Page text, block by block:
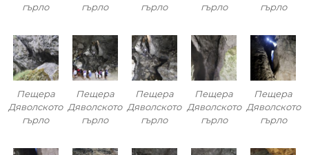
гърло
гърло
гърло
гърло
гърло
Пещера
Дяволското
гърло
Пещера
Дяволското
гърло
Пещера
Дяволското
гърло
Пещера
Дяволското
гърло
Пещера
Дяволското
гърло